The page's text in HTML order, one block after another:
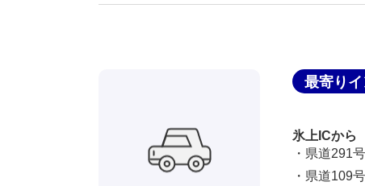
最寄り
氷上ICから
・県道291
・県道109